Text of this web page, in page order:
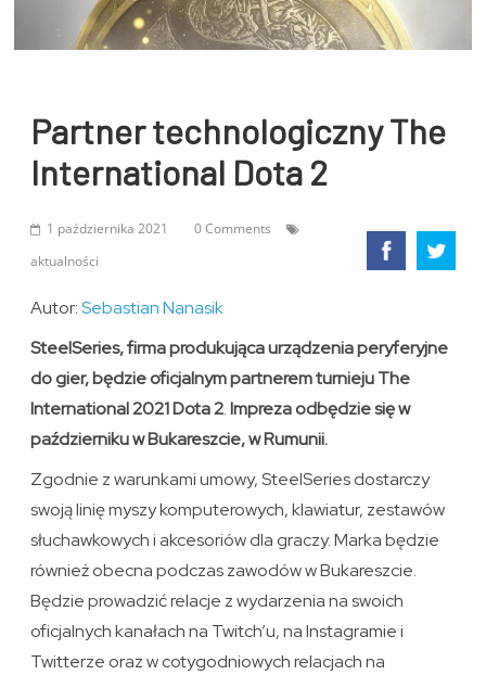
Partner technologiczny The
International Dota 2
1 października 2021
0 Comments
aktualności
Autor:Sebastian Nanasik
SteelSeries, firma produkująca urządzenia peryferyjne
do gier, będzie oficjalnym partnerem turnieju The
International 2021 Dota 2.Impreza odbędzie się w
październiku w Bukareszcie, w Rumunii.
Zgodnie z warunkami umowy, SteelSeries dostarczy
swoją linię myszy komputerowych, klawiatur, zestawów
słuchawkowych i akcesoriów dla graczy. Marka będzie
również obecna podczas zawodów w Bukareszcie.
Będzie prowadzić relacje z wydarzenia na swoich
oficjalnych kanałach na Twitch’u, na Instagramie i
Twitterze oraz w cotygodniowych relacjach na